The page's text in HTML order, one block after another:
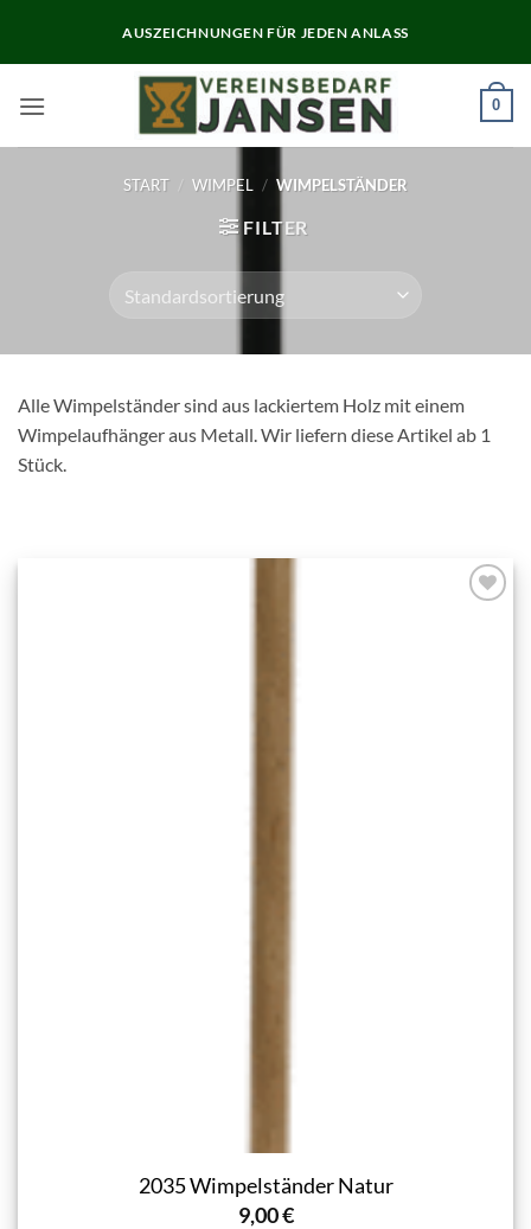
AUSZEICHNUNGEN FÜR JEDEN ANLASS
0
START / WIMPEL / WIMPELSTÄNDER
FILTER
Alle Wimpelständer sind aus lackiertem Holz mit einem
Wimpelaufhänger aus Metall. Wir liefern diese Artikel ab 1
Stück.
2035 Wimpelständer Natur
9,00€